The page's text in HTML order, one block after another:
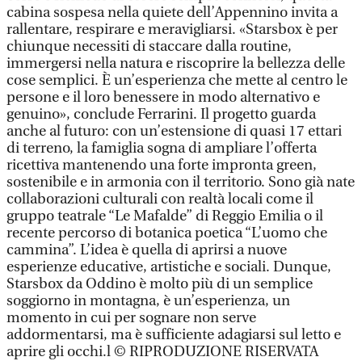
cabina sospesa nella quiete dell’Appennino invita a
rallentare, respirare e meravigliarsi. «Starsbox è per
chiunque necessiti di staccare dalla routine,
immergersi nella natura e riscoprire la bellezza delle
cose semplici. È un’esperienza che mette al centro le
persone e il loro benessere in modo alternativo e
genuino», conclude Ferrarini. Il progetto guarda
anche al futuro: con un’estensione di quasi 17 ettari
di terreno, la famiglia sogna di ampliare l’offerta
ricettiva mantenendo una forte impronta green,
sostenibile e in armonia con il territorio. Sono già nate
collaborazioni culturali con realtà locali come il
gruppo teatrale “Le Mafalde” di Reggio Emilia o il
recente percorso di botanica poetica “L’uomo che
cammina”. L’idea è quella di aprirsi a nuove
esperienze educative, artistiche e sociali. Dunque,
Starsbox da Oddino è molto più di un semplice
soggiorno in montagna, è un’esperienza, un
momento in cui per sognare non serve
addormentarsi, ma è sufficiente adagiarsi sul letto e
aprire gli occhi.l © RIPRODUZIONE RISERVATA